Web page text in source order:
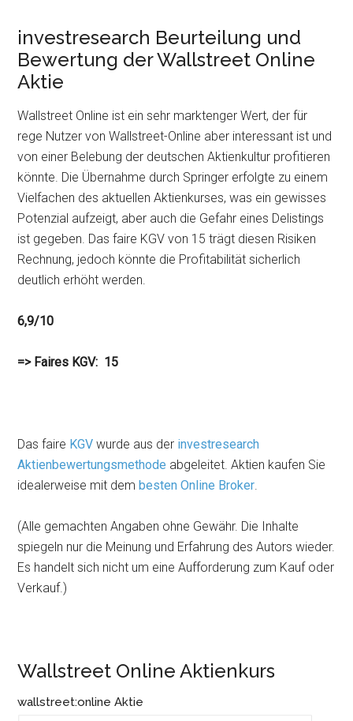
investresearch Beurteilung und
Bewertung der Wallstreet Online
Aktie
Wallstreet Online ist ein sehr marktenger Wert, der für
rege Nutzer von Wallstreet-Online aber interessant ist und
von einer Belebung der deutschen Aktienkultur profitieren
könnte. Die Übernahme durch Springer erfolgte zu einem
Vielfachen des aktuellen Aktienkurses, was ein gewisses
Potenzial aufzeigt, aber auch die Gefahr eines Delistings
ist gegeben. Das faire KGV von 15 trägt diesen Risiken
Rechnung, jedoch könnte die Profitabilität sicherlich
deutlich erhöht werden.
6,9/10
=> Faires KGV: 15
Das faire KGV wurde aus der investresearch
Aktienbewertungsmethode abgeleitet. Aktien kaufen Sie
idealerweise mit dem besten Online Broker.
(Alle gemachten Angaben ohne Gewähr. Die Inhalte
spiegeln nur die Meinung und Erfahrung des Autors wieder.
Es handelt sich nicht um eine Aufforderung zum Kauf oder
Verkauf.)
Wallstreet Online Aktienkurs
wallstreet:online Aktie